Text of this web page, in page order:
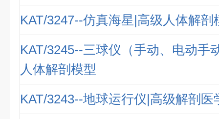
KAT/3247--仿真海星|高级人体解剖
KAT/3245--三球仪（手动、电动手
人体解剖模型
KAT/3243--地球运行仪|高级解剖医